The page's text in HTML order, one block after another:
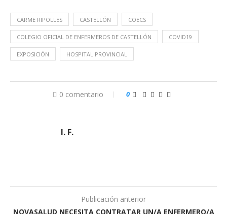
CARME RIPOLLES CASTELLÓN COECS
COLEGIO OFICIAL DE ENFERMEROS DE CASTELLÓN COVID19
EXPOSICIÓN HOSPITAL PROVINCIAL
0 comentario 0
I. F.
Publicación anterior
NOVASALUD NECESITA CONTRATAR UN/A ENFERMERO/A